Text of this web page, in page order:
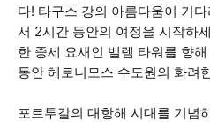
다! 타구스 강의 아름다움이 기
서 2시간 동안의 여정을 시작하
한 중세 요새인 벨렘 타워를 향
동안 헤로니모스 수도원의 화려
포르투갈의 대항해 시대를 기념